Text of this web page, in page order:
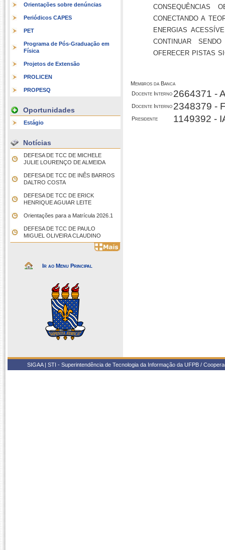
Orientações sobre denúncias
Periódicos CAPES
PET
Programa de Pós-Graduação em
Física
Projetos de Extensão
PROLICEN
PROPESQ
Oportunidades
Estágio
Notícias
DEFESA DE TCC DE MICHELE
JULIE LOURENÇO DE ALMEIDA
DEFESA DE TCC DE INÊS BARROS
DALTRO COSTA
DEFESA DE TCC DE ERICK
HENRIQUE AGUIAR LEITE
Orientações para a Matrícula 2026.1
DEFESA DE TCC DE PAULO
MIGUEL OLIVEIRA CLAUDINO
Ir ao Menu Principal
consequências
conectando a
energias
continuar
oferecer pistas
Membros da Banca
Docente Interno 2664371 -
Docente Interno 2348379 -
Presidente 1149392 -
SIGAA | STI - Superintendência de Tecnologia da Informação da UFPB /